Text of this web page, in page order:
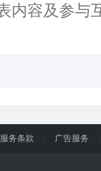
服务条款 / 广告服务 /